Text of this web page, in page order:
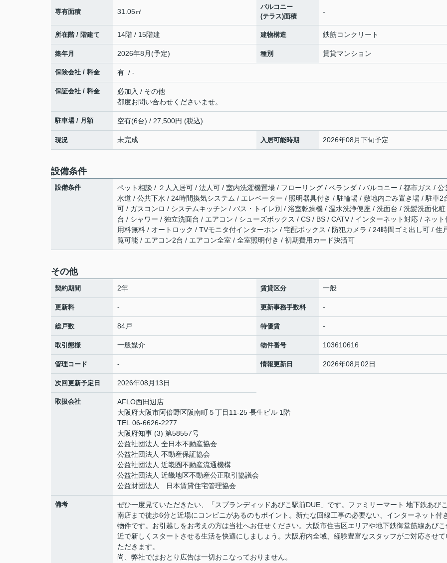
専有面積 31.05㎡
バルコニー
(テラス)面積
-
所在階 / 階建て 14階 / 15階建 建物構造 鉄筋コンクリート
築年月 2026年8月(予定) 種別 賃貸マンション
保険会社 / 料金 有 / -
保証会社 / 料金
必加入 / その他
都度お問い合わせくださいませ。
駐車場 / 月額 空有(6台) / 27,500円 (税込)
現況 未完成 入居可能時期 2026年08月下旬予定
設備条件
設備条件
ペット相談 / ２人入居可 / 法人可 / 室内洗濯機置場 / フローリング / ベランダ / バルコニー / 都市ガス / 公
水道 / 公共下水 / 24時間換気システム / エレベーター / 照明器具付き / 駐輪場 / 敷地内ごみ置き場 / 駐車2
可 / ガスコンロ / システムキッチン / バス・トイレ別 / 浴室乾燥機 / 温水洗浄便座 / 洗面台 / 洗髪洗面化粧
台 / シャワー / 独立洗面台 / エアコン / シューズボックス / CS / BS / CATV / インターネット対応 / ネット
用料無料 / オートロック / TVモニタ付インターホン / 宅配ボックス / 防犯カメラ / 24時間ゴミ出し可 / 住
覧可能 / エアコン2台 / エアコン全室 / 全室照明付き / 初期費用カード決済可
その他
契約期間 2年 賃貸区分 一般
更新料 - 更新事務手数料 -
総戸数 84戸 特優賃 -
取引態様 一般媒介 物件番号 103610616
管理コード - 情報更新日 2026年08月02日
次回更新予定日 2026年08月13日
取扱会社
AFLO西田辺店
大阪府大阪市阿倍野区阪南町５丁目11-25 長生ビル 1階
TEL:06-6626-2277
大阪府知事 (3) 第58557号
公益社団法人 全日本不動産協会
公益社団法人 不動産保証協会
公益社団法人 近畿圏不動産流通機構
公益社団法人 近畿地区不動産公正取引協議会
公益財団法人 日本賃貸住宅管理協会
備考
ぜひ一度見ていただきたい、「スプランディッドあびこ駅前DUE」です。ファミリーマート 地下鉄あび
南店まで徒歩6分と近場にコンビニがあるのもポイント。新たな回線工事の必要ない、インターネット付
物件です。お引越しをお考えの方は当社へお任せください。大阪市住吉区エリアや地下鉄御堂筋線あびこ
近で新しくスタートさせる生活を快適にしましょう。大阪府内全域、経験豊富なスタッフがご対応させて
ただきます。
尚、弊社ではおとり広告は一切おこなっておりません。